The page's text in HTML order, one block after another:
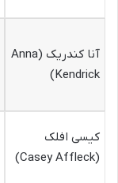
آنا کندریک (Anna
Kendrick)
کیسی افلک
(Casey Affleck)